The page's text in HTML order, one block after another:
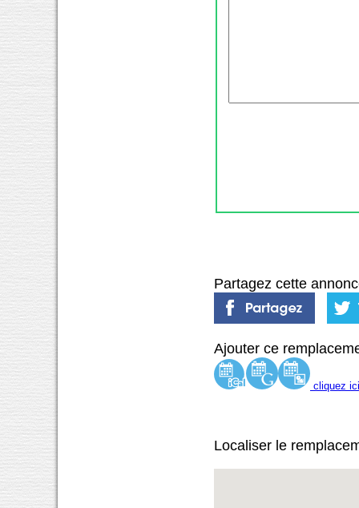
Partagez cette
Ajouter ce
cliquez
Localiser le